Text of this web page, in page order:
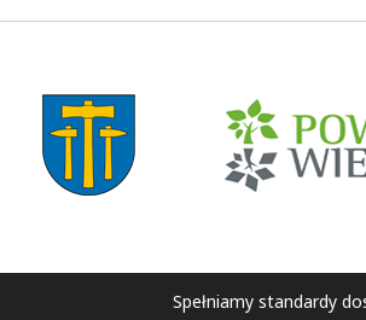
Spełniamy standardy